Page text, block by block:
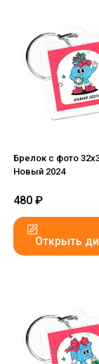
Брелок с фото
Новый 2024
480 ₽
Открыть